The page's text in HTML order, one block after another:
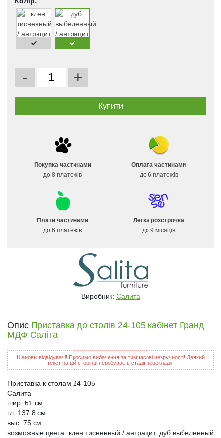
- +
Покупка частинами
до 8 платежів
Оплата частинами
до 6 платежів
Плати частинами
до 6 платежів
Легка розстрочка
до 9 місяців
Виробник: Салита
Опис Приставка до столів 24-105 кабінет Гранд
МДФ Саліта
Шановні відвідувачі! Просимо вибачення за тимчасові незручності! Деякий
текст на цій сторінці перебуває в стадії перекладу.
Приставка к столам 24-105
Салита
шир. 61 см
гл. 137.8 см
выс. 75 см
возможные цвета: клен тисненный / антрацит, дуб выбеленный